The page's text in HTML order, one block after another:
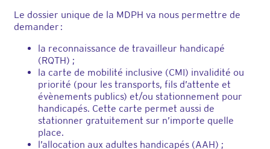
Le dossier unique de la MDPH va nous permettre de
demander :
la reconnaissance de travailleur handicapé
(RQTH) ;
la carte de mobilité inclusive (CMI) invalidité ou
priorité (pour les transports, fils d’attente et
évènements publics) et/ou stationnement pour
handicapés. Cette carte permet aussi de
stationner gratuitement sur n’importe quelle
place.
l’allocation aux adultes handicapés (AAH) ;